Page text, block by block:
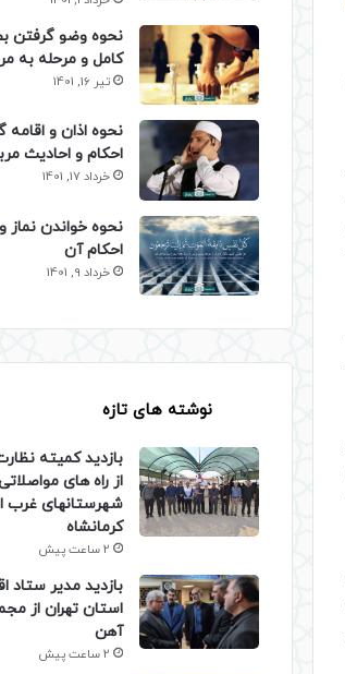
نحوه وضو گرفتن
کامل و مرحله به
تیر 16, 1401
نحوه اذان و اقامه
احکام و احادیث
خرداد 17, 1401
نحوه خواندن
احکام آن
خرداد 9, 1401
نوشته های تازه
بازدید کمیته
از راه های
شهرستانهای غرب
کرمانشاه
2 ساعت پیش
بازدید مدیر ستاد
استان تهران از
آهن
2 ساعت پیش